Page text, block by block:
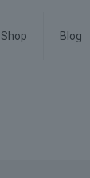
Shop Blog